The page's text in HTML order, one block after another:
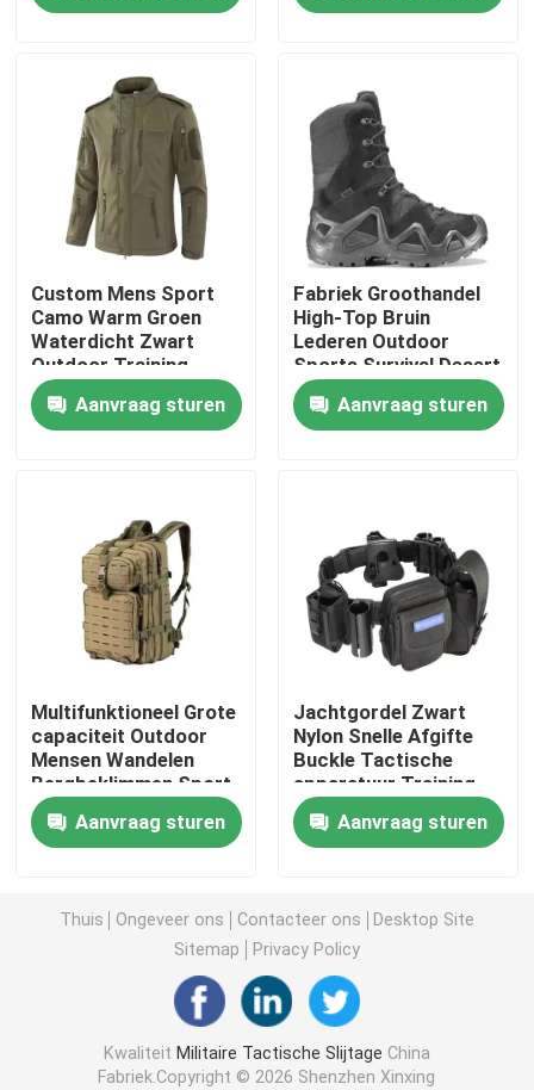
Video's
Over ons
Fabriekstocht
Kwaliteitscontrole
Nieuws
Vraag een offerte
Militair tactisch kogelvrij vest
Tactische Ballistische Helm
Kogelvrij Materiaal
Militaire Tactische Rugzak
Tactisch Openluchttoestel
Gevechts Tactische Laarzen
Gevechts Tactisch Vest
Custom Mens Sport
Camo Warm Groen
Waterdicht Zwart
Outdoor Training
Softshell Polar Fleece
Marine Winter Tactical
Jackets
Aanvraag sturen
Fabriek Groothandel
High-Top Bruin
Lederen Outdoor
Sports Survival Desert
Safety Tactische
Combat Boots
Aanvraag sturen
Multifunktioneel Grote
capaciteit Outdoor
Mensen Wandelen
Bergbeklimmen Sport
Reizen Kamperen
Rucksack Tactische
aanval Rucksack
Aanvraag sturen
Jachtgordel Zwart
Nylon Snelle Afgifte
Buckle Tactische
apparatuur Training
Molle Holster
Tactische Gordel
Mannen
Aanvraag sturen
Thuis Ongeveer ons Contacteer ons
Desktop Site
Sitemap
Privacy Policy
Kwaliteit Militaire Tactische Slijtage China
Fabriek.Copyright © 2026 Shenzhen Xinxing